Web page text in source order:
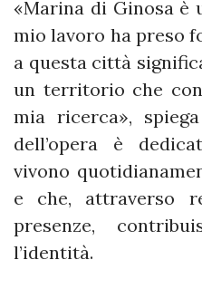
«Marina di Ginosa
mio lavoro ha preso
a questa città
un territorio che
mia ricerca»,
dell’opera è
vivono
e che, attraverso
presenze,
l’identità.